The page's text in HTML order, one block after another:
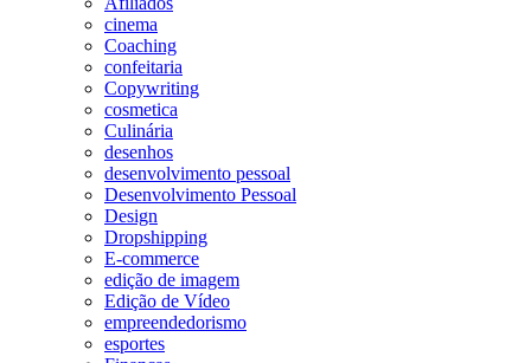
cinema
Coaching
confeitaria
Copywriting
cosmetica
Culinária
desenhos
desenvolvimento pessoal
Desenvolvimento Pessoal
Design
Dropshipping
E-commerce
edição de imagem
Edição de Vídeo
empreendedorismo
esportes